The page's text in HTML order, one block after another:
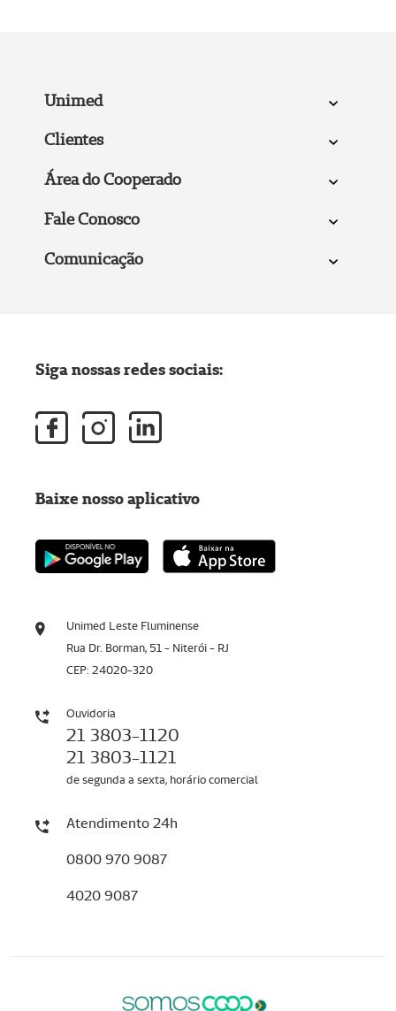
Unimed
Clientes
Área do Cooperado
Fale Conosco
Comunicação
Unimed Leste Fluminense
Rua Dr. Borman, 51 - Niterói - RJ
CEP: 24020-320
Ouvidoria
21 3803-1120
21 3803-1121
de segunda a sexta, horário comercial
Atendimento 24h
0800 970 9087
4020 9087
Siga nossas redes sociais:
Baixe nosso aplicativo